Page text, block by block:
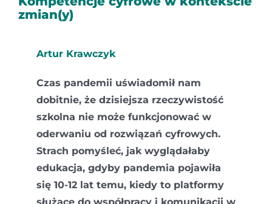
zmian(y)
Artur Krawczyk
Czas pandemii uświadomił nam
dobitnie, że dzisiejsza rzeczywistość
szkolna nie może funkcjonować w
oderwaniu od rozwiązań cyfrowych.
Strach pomyśleć, jak wyglądałaby
edukacja, gdyby pandemia pojawiła
się 10-12 lat temu, kiedy to platformy